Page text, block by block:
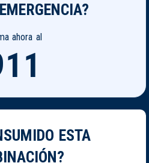
ahora al
ESTA